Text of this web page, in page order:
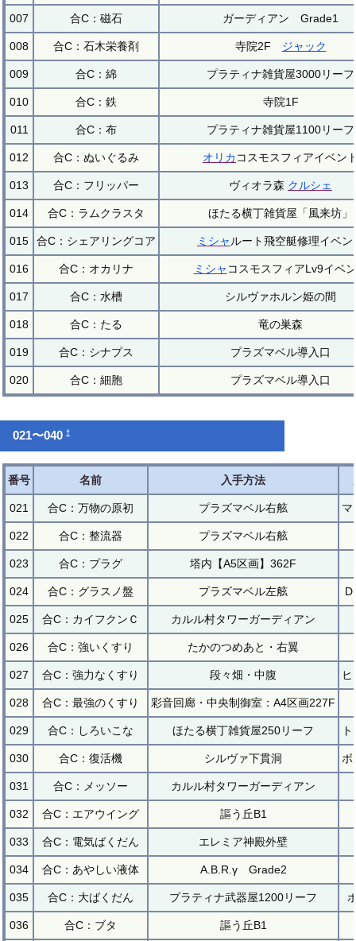
007 合C：磁石 ガーディアン Grade1
008 合C：石木栄養剤 寺院2F ジャック
009 合C：綿 プラティナ雑貨屋3000リーフ
010 合C：鉄 寺院1F
011 合C：布 プラティナ雑貨屋1100リーフ
012 合C：ぬいぐるみ オリカ コスモスフィアイベン
013 合C：フリッパー ヴィオラ森 クルシェ
014 合C：ラムクラスタ ほたる横丁雑貨屋「風来坊」
015 合C：シェアリングコア ミシャ ルート飛空艇修理イベン
016 合C：オカリナ ミシャ コスモスフィアLv9イベ
017 合C：水槽 シルヴァホルン姫の間
018 合C：たる 竜の巣森
019 合C：シナプス プラズマベル導入口
020 合C：細胞 プラズマベル導入口
021〜040†
番号 名前 入手方法
021 合C：万物の原初 プラズマベル右舷 マ
022 合C：整流器 プラズマベル右舷
023 合C：プラグ 塔内【A5区画】362F
024 合C：グラスノ盤 プラズマベル左舷
025 合C：カイフクンＣ カルル村タワーガーディアン
026 合C：強いくすり たかのつめあと・右翼
027 合C：強力なくすり 段々畑・中腹
028 合C：最強のくすり 彩音回廊・中央制御室：A4区画227F
029 合C：しろいこな ほたる横丁雑貨屋250リーフ
030 合C：復活機 シルヴァ下貫洞 ボ
031 合C：メッソー カルル村タワーガーディアン
032 合C：エアウイング 謳う丘B1
033 合C：電気ばくだん エレミア神殿外壁
034 合C：あやしい液体 A.B.R.γ Grade2
035 合C：大ばくだん プラティナ武器屋1200リーフ
036 合C：ブタ 謳う丘B1